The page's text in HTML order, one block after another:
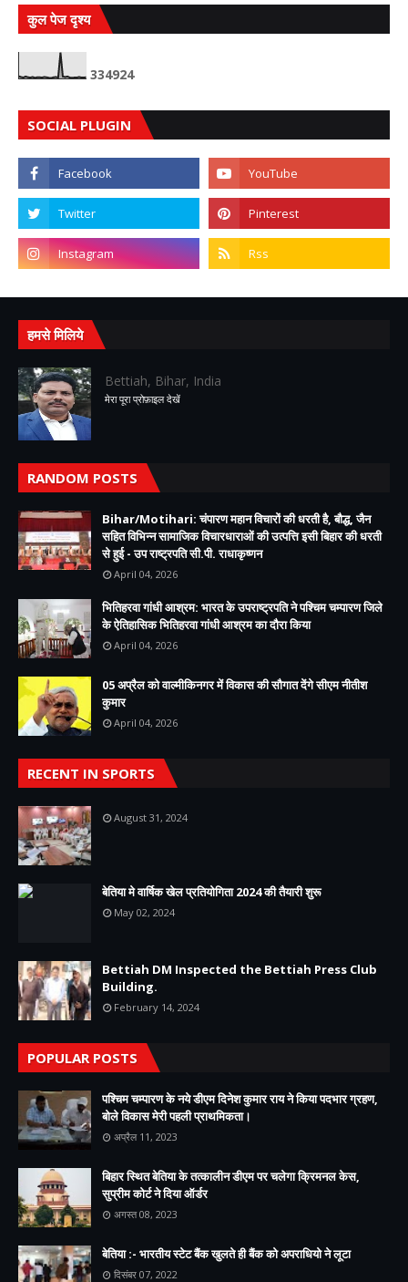
कुल पेज दृश्य
334924
SOCIAL PLUGIN
हमसे मिलिये
Bettiah, Bihar, India
मेरा पूरा प्रोफ़ाइल देखें
RANDOM POSTS
Bihar/Motihari: चंपारण महान विचारों की धरती है, बौद्ध, जैन
सहित विभिन्न सामाजिक विचारधाराओं की उत्पत्ति इसी बिहार की धरती
से हुई - उप राष्ट्रपति सी.पी. राधाकृष्णन
April 04, 2026
भितिहरवा गांधी आश्रम: भारत के उपराष्ट्रपति ने पश्चिम चम्पारण जिले
के ऐतिहासिक भितिहरवा गांधी आश्रम का दौरा किया
April 04, 2026
05 अप्रैल को वाल्मीकिनगर में विकास की सौगात देंगे सीएम नीतीश
कुमार
April 04, 2026
RECENT IN SPORTS
August 31, 2024
बेतिया मे वार्षिक खेल प्रतियोगिता 2024 की तैयारी शुरू
May 02, 2024
Bettiah DM Inspected the Bettiah Press Club
Building.
February 14, 2024
POPULAR POSTS
पश्चिम चम्पारण के नये डीएम दिनेश कुमार राय ने किया पदभार ग्रहण,
बोले विकास मेरी पहली प्राथमिकता।
अप्रैल 11, 2023
बिहार स्थित बेतिया के तत्कालीन डीएम पर चलेगा क्रिमनल केस,
सुप्रीम कोर्ट ने दिया ऑर्डर
अगस्त 08, 2023
बेतिया :- भारतीय स्टेट बैंक खुलते ही बैंक को अपराधियो ने लूटा
दिसंबर 07, 2022